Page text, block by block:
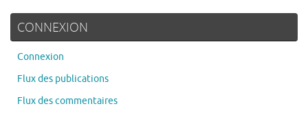
CONNEXION
Connexion
Flux des publications
Flux des commentaires